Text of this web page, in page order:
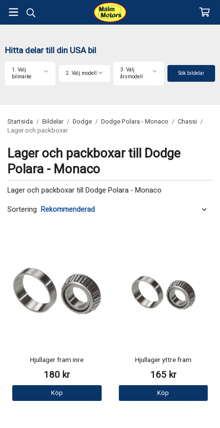
Hitta delar till din USA bil
1. Välj
bilmärke
2. Välj modell
3. Välj
årsmodell
Sök bildelar
Startsida / Bildelar / Dodge / Dodge Polara - Monaco / Chassi /
Lager och packboxar
Lager och packboxar till Dodge
Polara - Monaco
Lager och packboxar till Dodge Polara - Monaco
Sortering
Hjullager fram inre
180 kr
Köp
Hjullager yttre fram
165 kr
Köp